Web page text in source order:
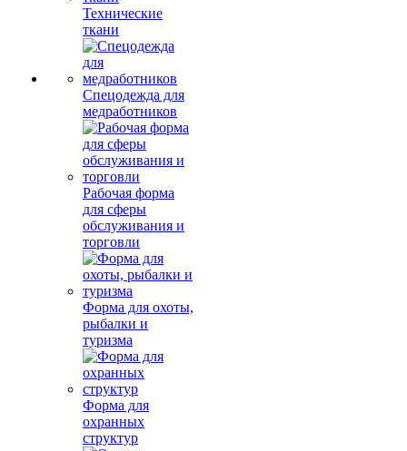
Технические
ткани
Спецодежда для
медработников
Рабочая форма
для сферы
обслуживания и
торговли
Форма для охоты,
рыбалки и
туризма
Форма для
охранных
структур